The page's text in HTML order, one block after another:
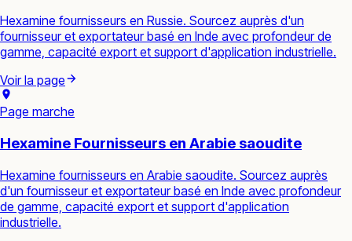
Hexamine fournisseurs en Russie. Sourcez auprès d'un
fournisseur et exportateur basé en Inde avec profondeur de
gamme, capacité export et support d'application industrielle.
Voir la page
Page marche
Hexamine Fournisseurs en Arabie saoudite
Hexamine fournisseurs en Arabie saoudite. Sourcez auprès
d'un fournisseur et exportateur basé en Inde avec profondeur
de gamme, capacité export et support d'application
industrielle.